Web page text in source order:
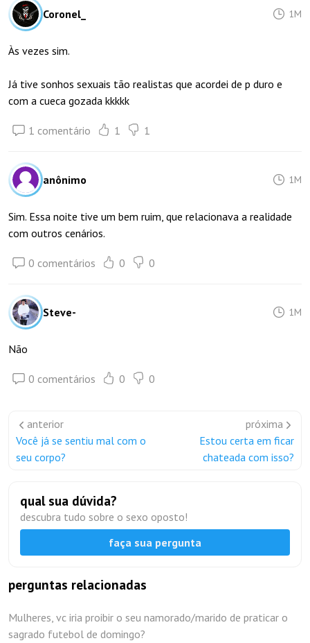
Coronel_ 1M
Às vezes sim.
Já tive sonhos sexuais tão realistas que acordei de p duro e
com a cueca gozada kkkkk
1 comentário 1 1
anônimo 1M
Sim. Essa noite tive um bem ruim, que relacionava a realidade
com outros cenários.
0 comentários 0 0
Steve- 1M
Não
0 comentários 0 0
anterior
Você já se sentiu mal com o
seu corpo?
próxima
Estou certa em ficar
chateada com isso?
qual sua dúvida?
descubra tudo sobre o sexo oposto!
faça sua pergunta
perguntas relacionadas
Mulheres, vc iria proibir o seu namorado/marido de praticar o
sagrado futebol de domingo?